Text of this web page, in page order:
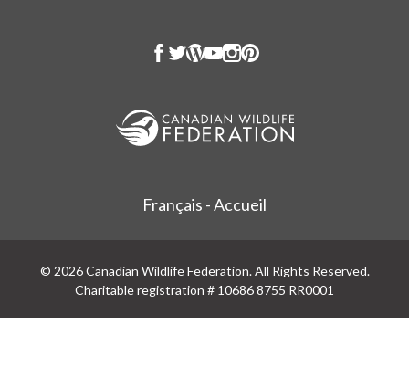
Français - Accueil
© 2026 Canadian Wildlife Federation. All Rights Reserved.
Charitable registration # 10686 8755 RR0001